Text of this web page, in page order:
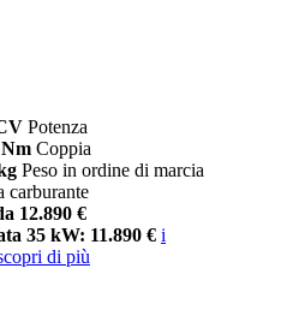
Potenza
Coppia
Peso in ordine di marcia
carburante
12.890 €
35 kW: 11.890 € i
di più